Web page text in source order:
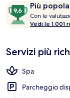
527 €
Recensioni
Più
9,6
su
10,
popolare
Con le
Vedi le 1.001
Servizi più
Spa
Parcheggio